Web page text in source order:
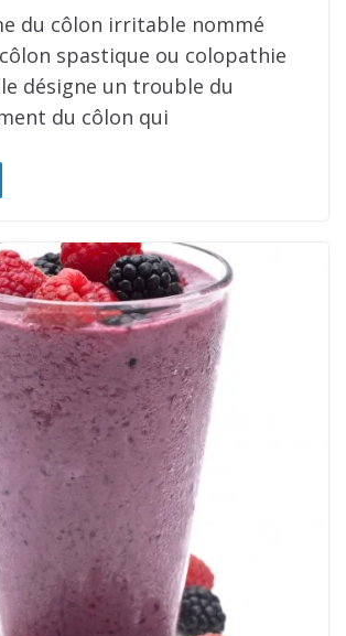
du côlon irritable nommé
spastique ou colopathie
désigne un trouble du
du côlon qui